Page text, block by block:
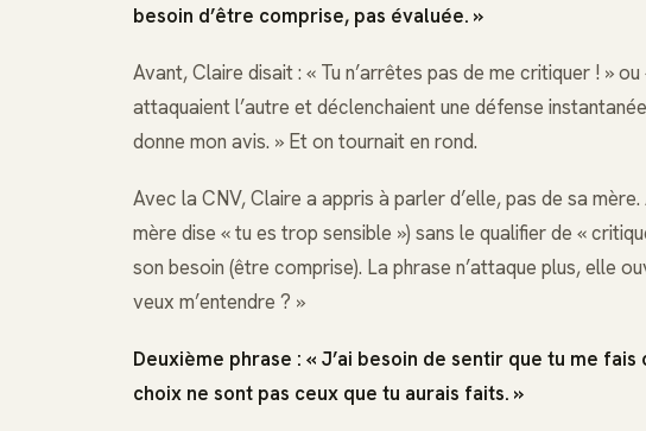
besoin d’être comprise, pas évaluée. »
Avant, Claire disait : « Tu n’arrêtes pas de me critiquer ! »
attaquaient l’autre et déclenchaient une défense
donne mon avis. » Et on tournait en rond.
Avec la CNV, Claire a appris à parler d’elle, pas de sa
mère dise « tu es trop sensible ») sans le qualifier de «
son besoin (être comprise). La phrase n’attaque plus, elle
veux m’entendre ? »
Deuxième phrase : « J’ai besoin de sentir que tu me
choix ne sont pas ceux que tu aurais faits. »